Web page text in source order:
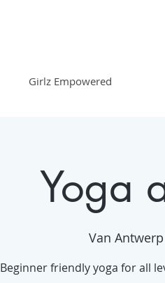
Girlz Empowered
Yoga
Van
Beginner friendly yoga for all